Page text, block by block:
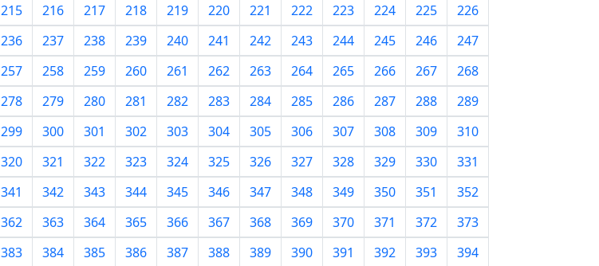
215 216 217 218 219 220 221 222 223 224 225
226
236 237 238 239 240 241 242 243 244 245 246
247
257 258 259 260 261 262 263 264 265 266 267
268
278 279 280 281 282 283 284 285 286 287 288
289
299 300 301 302 303 304 305 306 307 308 309
310
320 321 322 323 324 325 326 327 328 329 330
331
341 342 343 344 345 346 347 348 349 350 351
352
362 363 364 365 366 367 368 369 370 371 372
373
383 384 385 386 387 388 389 390 391 392 393 394